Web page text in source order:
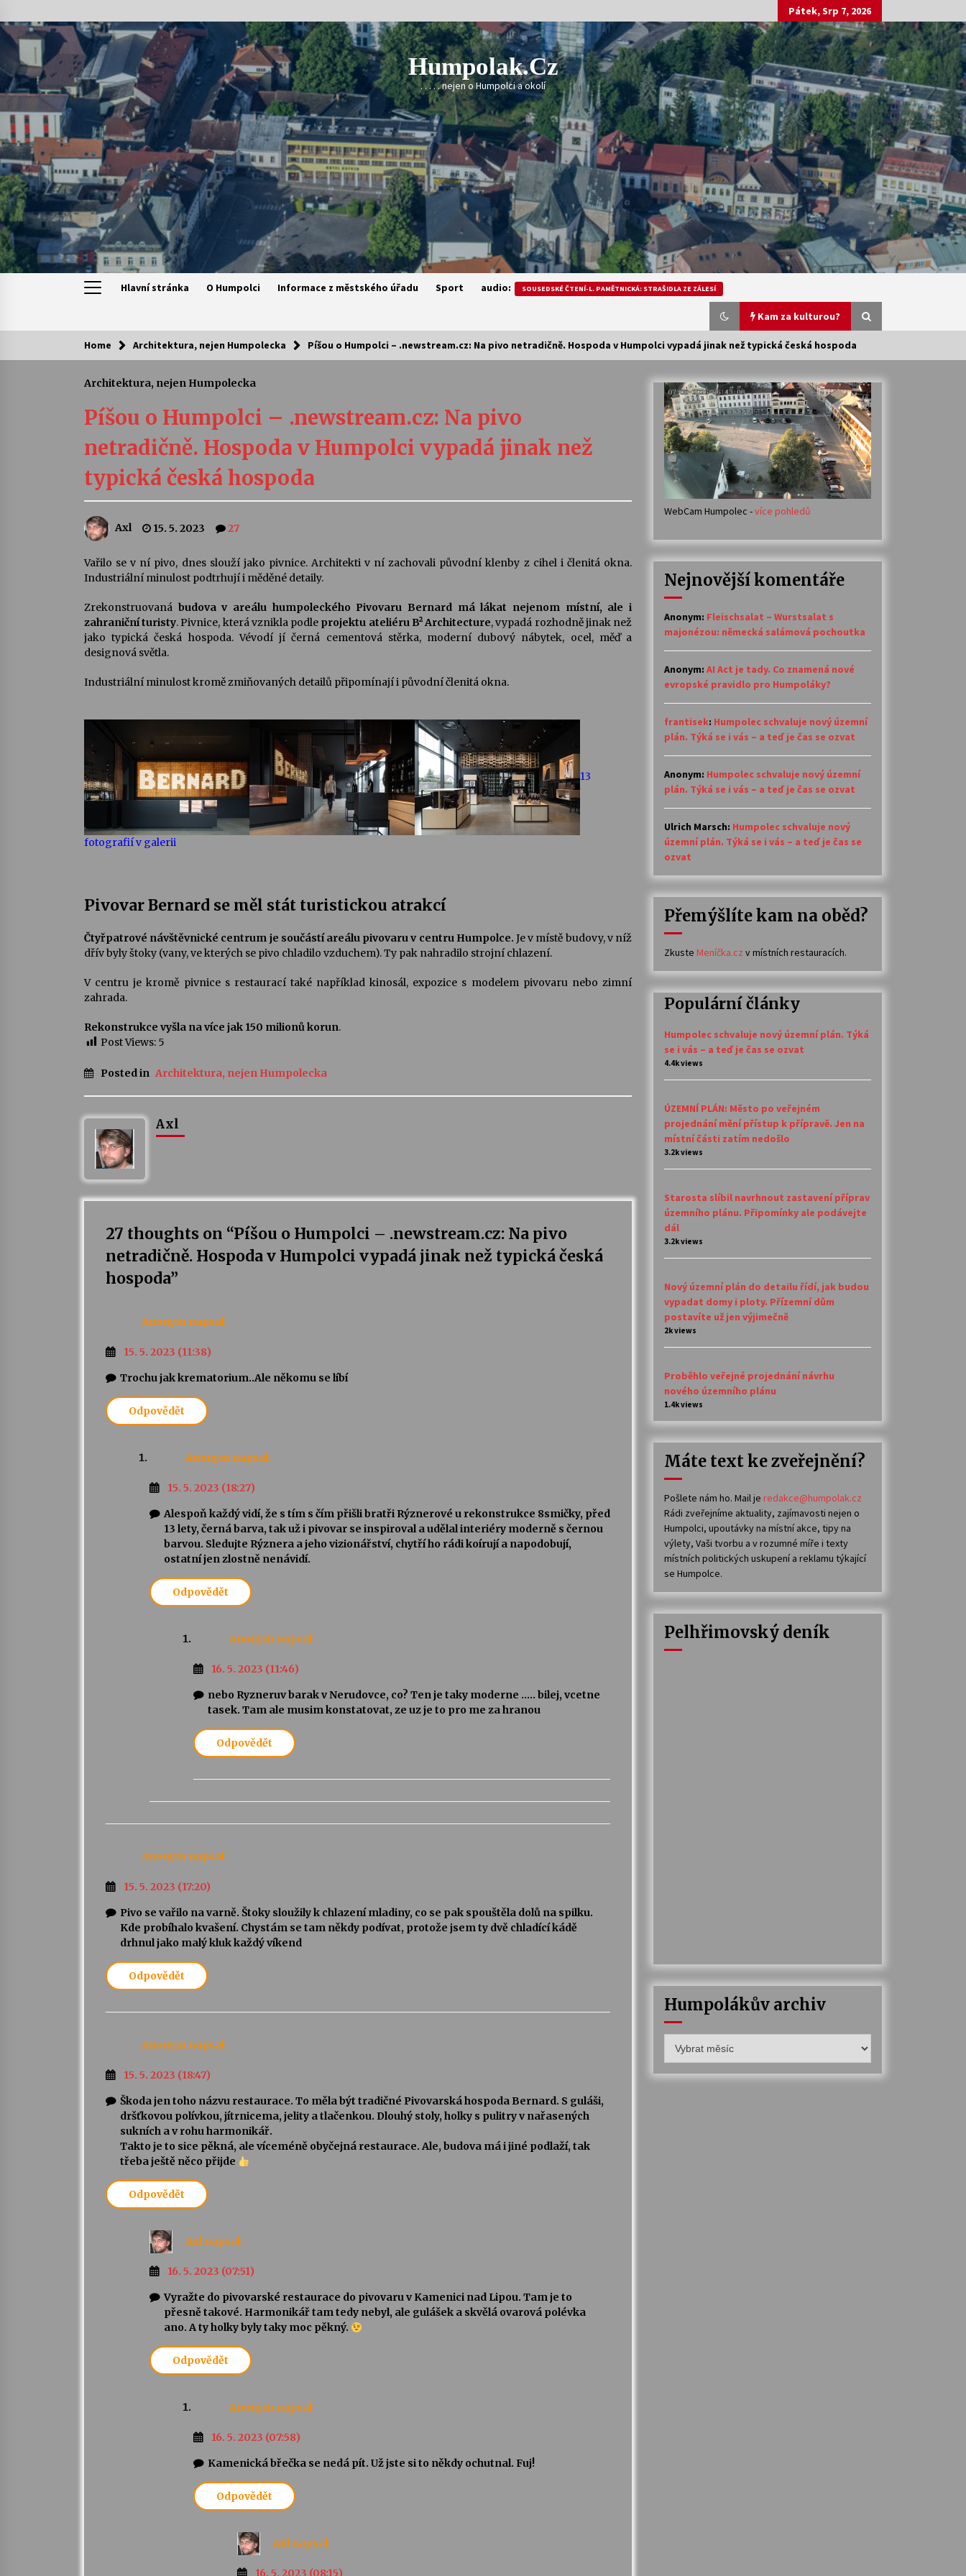
to
content
Pátek, Srp 7, 2026
Humpolak.cz
. . . . . nejen o Humpolci a okolí
Hlavní stránka O Humpolci Informace z městského úřadu Sport audio: SOUSEDSKÉ ČTENÍ-L. PAMĚTNICKÁ: STRAŠIDLA ZE ZÁLESÍ
Kam za kulturou?
Kam za kulturou?
Camerata a Sukuba Ensemble
4. 8. 2026
Stávám se kapkou
30. 7. 2026
Veselí muzikanti
30. 7. 2026
Pozvánka na integrační festival
Quijotova šedesátka: 28. 7.–1. 8.
2026
28. 7. 2026
Letní koncerty ve Stromovce:
Votavžatský ploty
23. 7. 2026
Letní koncerty ve Stromovce: Rufus
22. 7. 2026
14. 7. 2026
Želivě ožije odkaz Josefa Čapka
13. 7. 2026
Klášteře Želiv
3. 7. 2026
30. 6. 2026
Home Architektura, nejen Humpolecka Píšou o Humpolci – .newstream.cz: Na pivo netradičně. Hospoda v Humpolci vypadá jinak než typická česká hospoda
Architektura, nejen Humpolecka
Píšou o Humpolci – .newstream.cz: Na pivo
netradičně. Hospoda v Humpolci vypadá jinak než
typická česká hospoda
Axl 15. 5. 2023 27
Vařilo se v ní pivo, dnes slouží jako pivnice. Architekti v ní zachovali původní klenby z cihel i členitá okna.
Industriální minulost podtrhují i měděné detaily.
Zrekonstruovaná budova v areálu humpoleckého Pivovaru Bernard má lákat nejenom místní, ale i
zahraniční turisty. Pivnice, která vznikla podle projektu ateliéru B² Architecture, vypadá rozhodně jinak než
jako typická česká hospoda. Vévodí jí černá cementová stěrka, moderní dubový nábytek, ocel, měď a
designová světla.
Industriální minulost kromě zmiňovaných detailů připomínají i původní členitá okna.
13
fotografií v galerii
Pivovar Bernard se měl stát turistickou atrakcí
Čtyřpatrové návštěvnické centrum je součástí areálu pivovaru v centru Humpolce. Je v místě budovy, v níž
dřív byly štoky (vany, ve kterých se pivo chladilo vzduchem). Ty pak nahradilo strojní chlazení.
V centru je kromě pivnice s restaurací také například kinosál, expozice s modelem pivovaru nebo zimní
zahrada.
Rekonstrukce vyšla na více jak 150 milionů korun.
Post Views: 5
Posted in Architektura, nejen Humpolecka
Axl
27 thoughts on “Píšou o Humpolci – .newstream.cz: Na pivo
netradičně. Hospoda v Humpolci vypadá jinak než typická česká
hospoda”
Anonym napsal:
15. 5. 2023 (11:38)
Trochu jak krematorium..Ale někomu se líbí
Odpovědět
Anonym napsal:
15. 5. 2023 (18:27)
Alespoň každý vidí, že s tím s čím přišli bratři Rýznerové u rekonstrukce 8smičky, před
13 lety, černá barva, tak už i pivovar se inspiroval a udělal interiéry moderně s černou
barvou. Sledujte Rýznera a jeho vizionářství, chytří ho rádi koírují a napodobují,
ostatní jen zlostně nenávidí.
Odpovědět
Anonym napsal:
16. 5. 2023 (11:46)
nebo Ryzneruv barak v Nerudovce, co? Ten je taky moderne ….. bilej, vcetne
tasek. Tam ale musim konstatovat, ze uz je to pro me za hranou
Odpovědět
Anonym napsal:
15. 5. 2023 (17:20)
Pivo se vařilo na varně. Štoky sloužily k chlazení mladiny, co se pak spouštěla dolů na spilku.
Kde probíhalo kvašení. Chystám se tam někdy podívat, protože jsem ty dvě chladící kádě
drhnul jako malý kluk každý víkend
Odpovědět
Anonym napsal:
15. 5. 2023 (18:47)
Škoda jen toho názvu restaurace. To měla být tradičné Pivovarská hospoda Bernard. S guláši,
dršťkovou polívkou, jítrnicema, jelity a tlačenkou. Dlouhý stoly, holky s pulitry v nařasených
sukních a v rohu harmonikář.
Takto je to sice pěkná, ale víceméně obyčejná restaurace. Ale, budova má i jiné podlaží, tak
třeba ještě něco přijde
Odpovědět
Axl napsal:
16. 5. 2023 (07:51)
Vyražte do pivovarské restaurace do pivovaru v Kamenici nad Lipou. Tam je to
přesně takové. Harmonikář tam tedy nebyl, ale gulášek a skvělá ovarová polévka
ano. A ty holky byly taky moc pěkný.
Odpovědět
Anonym napsal:
16. 5. 2023 (07:58)
Kamenická břečka se nedá pít. Už jste si to někdy ochutnal. Fuj!
Odpovědět
Axl napsal:
16. 5. 2023 (08:15)
WebCam Humpolec -více pohledů
Nejnovější komentáře
Anonym: Fleischsalat – Wurstsalat s
majonézou: německá salámová pochoutka
Anonym: AI Act je tady. Co znamená nové
evropské pravidlo pro Humpoláky?
frantisek: Humpolec schvaluje nový územní
plán. Týká se i vás – a teď je čas se ozvat
Anonym: Humpolec schvaluje nový územní
plán. Týká se i vás – a teď je čas se ozvat
Ulrich Marsch: Humpolec schvaluje nový
územní plán. Týká se i vás – a teď je čas se
ozvat
Přemýšlíte kam na oběd?
Zkuste Meníčka.cz v místních restauracích.
Populární články
Humpolec schvaluje nový územní plán. Týká
se i vás – a teď je čas se ozvat
4.4k views
ÚZEMNÍ PLÁN: Město po veřejném
projednání mění přístup k přípravě. Jen na
místní části zatím nedošlo
3.2k views
Starosta slíbil navrhnout zastavení příprav
územního plánu. Připomínky ale podávejte
dál
3.2k views
Nový územní plán do detailu řídí, jak budou
vypadat domy i ploty. Přízemní dům
postavíte už jen výjimečně
2k views
Proběhlo veřejné projednání návrhu
nového územního plánu
1.4k views
Máte text ke zveřejnění?
Pošlete nám ho. Mail je redakce@humpolak.cz
Rádi zveřejníme aktuality, zajímavosti nejen o
Humpolci, upoutávky na místní akce, tipy na
výlety, Vaši tvorbu a v rozumné míře i texty
místních politických uskupení a reklamu týkající
se Humpolce.
Pelhřimovský deník
Humpolákův archiv
archiv